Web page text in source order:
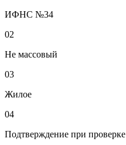
ИФНС №34
02
Не массовый
03
Жилое
04
Подтверждение при проверке